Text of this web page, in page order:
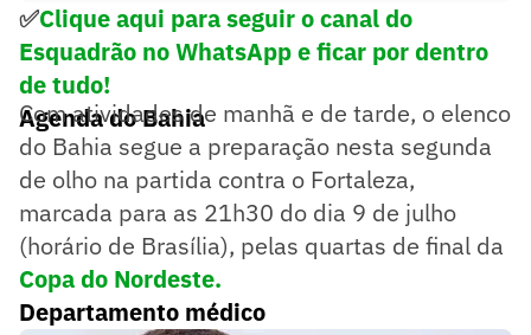
✅Clique aqui para seguir o canal do
Esquadrão no WhatsApp e ficar por dentro
de tudo!
Agenda do Bahia
Com atividades de manhã e de tarde, o elenco
do Bahia segue a preparação nesta segunda
de olho na partida contra o Fortaleza,
marcada para as 21h30 do dia 9 de julho
(horário de Brasília), pelas quartas de final da
Copa do Nordeste.
Departamento médico